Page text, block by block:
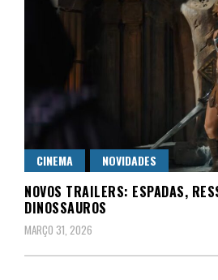
CINEMA NOVIDADES
NOVOS TRAILERS: ESPADAS,
DINOSSAUROS
MARÇO 31, 2026